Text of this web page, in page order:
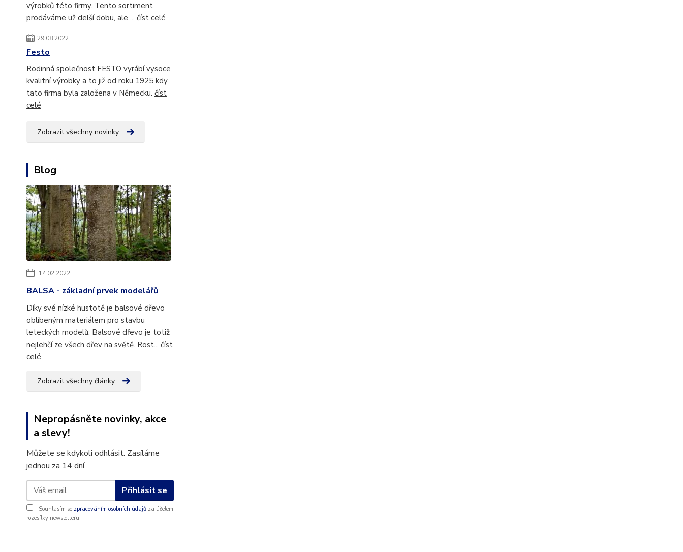
výrobků této firmy. Tento sortiment
prodáváme už delší dobu, ale ... číst celé
29.08.2022
Festo
Rodinná společnost FESTO vyrábí vysoce
kvalitní výrobky a to již od roku 1925 kdy
tato firma byla založena v Německu. číst
celé
Zobrazit všechny novinky
Blog
14.02.2022
BALSA - základní prvek modelářů
Díky své nízké hustotě je balsové dřevo
oblíbeným materiálem pro stavbu
leteckých modelů. Balsové dřevo je totiž
nejlehčí ze všech dřev na světě. Rost... číst
celé
Zobrazit všechny články
Nepropásněte novinky, akce
a slevy!
Můžete se kdykoli odhlásit. Zasíláme
jednou za 14 dní.
Přihlásit se
Souhlasím se zpracováním osobních údajů za účelem
rozesílky newsletteru.